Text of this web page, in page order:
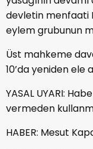
devletin menfaati
eylem grubunun
Üst mahkeme
10’da yeniden ele
YASAL UYARI:
vermeden
HABER: Mesut